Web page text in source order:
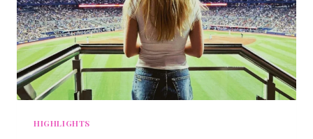
HIGHLIGHTS